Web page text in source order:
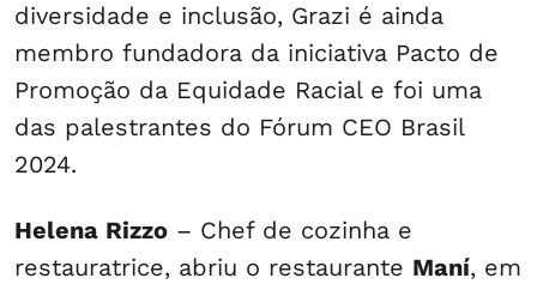
diversidade e inclusão, Grazi é ainda
membro fundadora da iniciativa Pacto de
Promoção da Equidade Racial e foi uma
das palestrantes do Fórum CEO Brasil
2024.
Helena Rizzo – Chef de cozinha e
restauratrice, abriu o restaurante Maní, em